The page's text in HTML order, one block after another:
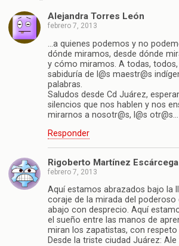
Alejandra Torres León
febrero 7, 2013
…a quienes podemos y no
dónde miramos, desde dónde
y cómo miramos. A todas,
sabiduría de l@s maestr@s
palabras.
Saludos desde Cd Juárez,
silencios que nos hablen y nos
mirarnos a nosotr@s, l@s otr@s…
Responder
Rigoberto Martínez Escárcega
febrero 7, 2013
Aquí estamos abrazados bajo la
coraje de la mirada del poderoso
abajo con desprecio. Aquí
el sueño entre las manos de
miran los zapatistas, con respeto
Desde la triste ciudad Juárez: Ale